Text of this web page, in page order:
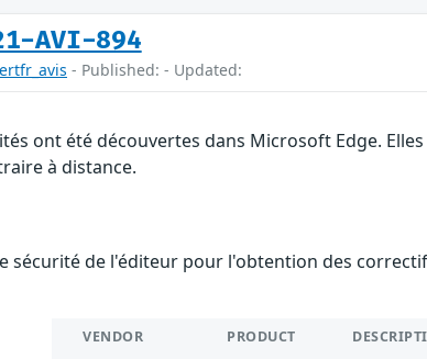
AVI-894
- Published: - Updated:
ont été découvertes dans Microsoft Edge.
à distance.
sécurité de l'éditeur pour l'obtention des
VENDOR PRODUCT